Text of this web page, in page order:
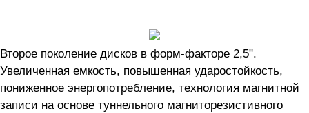
Второе поколение дисков в форм-факторе 2,5".
Увеличенная емкость, повышенная ударостойкость,
пониженное энергопотребление, технология магнитной
записи на основе туннельного магниторезистивного